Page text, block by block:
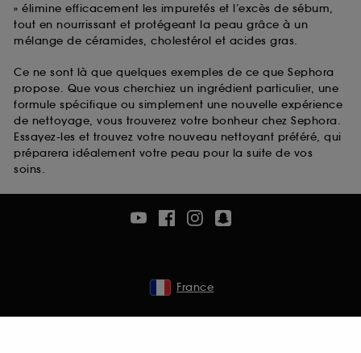
» élimine efficacement les impuretés et l’excès de sébum,
tout en nourrissant et protégeant la peau grâce à un
mélange de céramides, cholestérol et acides gras.
Ce ne sont là que quelques exemples de ce que Sephora
propose. Que vous cherchiez un ingrédient particulier, une
formule spécifique ou simplement une nouvelle expérience
de nettoyage, vous trouverez votre bonheur chez Sephora.
Essayez-les et trouvez votre nouveau nettoyant préféré, qui
préparera idéalement votre peau pour la suite de vos
soins.
France